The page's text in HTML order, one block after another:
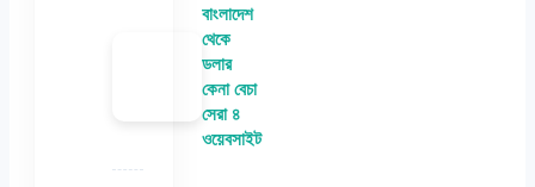
বাংলাদেশ
থেকে
ডলার
কেনা বেচা
সেরা ৪
ওয়েবসাইট